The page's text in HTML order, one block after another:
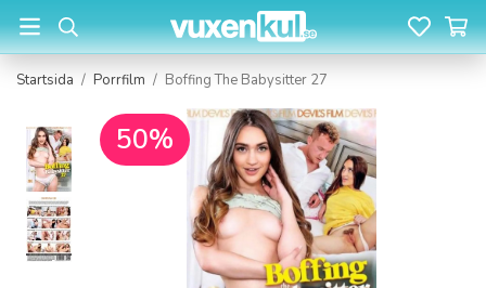
Startsida / Porrfilm / Boffing The Babysitter 27
50%